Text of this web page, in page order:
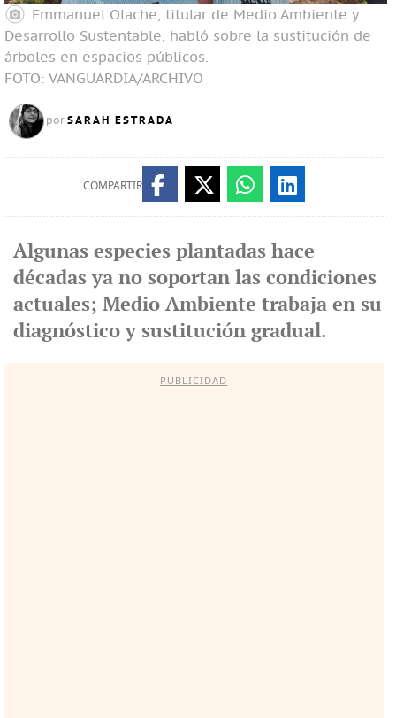
Emmanuel Olache, titular de Medio Ambiente y
Desarrollo Sustentable, habló sobre la sustitución de
árboles en espacios públicos.
FOTO: VANGUARDIA/ARCHIVO
por SARAH ESTRADA
COMPARTIR
Algunas especies plantadas hace
décadas ya no soportan las condiciones
actuales; Medio Ambiente trabaja en su
diagnóstico y sustitución gradual.
PUBLICIDAD